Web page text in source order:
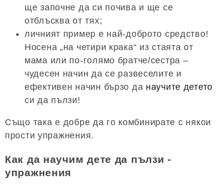
ще започне да си почива и ще се
отблъсква от тях;
личният пример е най-доброто средство!
Носена „на четири крака“ из стаята от
мама или по-голямо братче/сестра –
чудесен начин да се развеселите и
ефективен начин бързо да научите детето
си да пълзи!
Също така е добре да го комбинирате с някои
прости упражнения.
Как да научим дете да пълзи -
упражнения